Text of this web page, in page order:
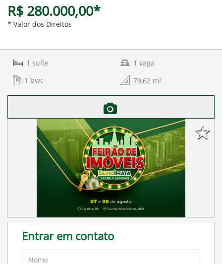
R$ 280.000,00*
* Valor dos Direitos
1 suíte
1 bwc
1vaga
79,62 m²
Entrar em contato